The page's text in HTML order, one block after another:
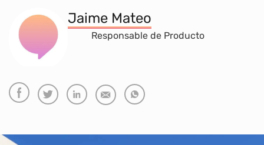
Jaime Mateo
Responsable de Producto